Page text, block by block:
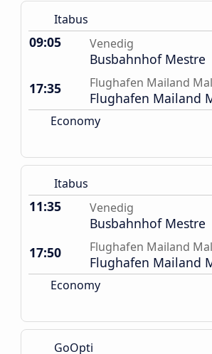
Itabus
09:05 Venedig
Busbahnhof Mestre
17:35
Flughafen Mailand
Flughafen Mailand
Economy
Itabus
11:35 Venedig
Busbahnhof Mestre
17:50
Flughafen Mailand
Flughafen Mailand
Economy
GoOpti